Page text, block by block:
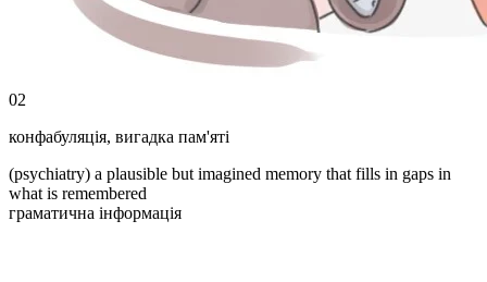
02
конфабуляція, вигадка пам'яті
(psychiatry) a plausible but imagined memory that fills in gaps in
what is remembered
граматична інформація